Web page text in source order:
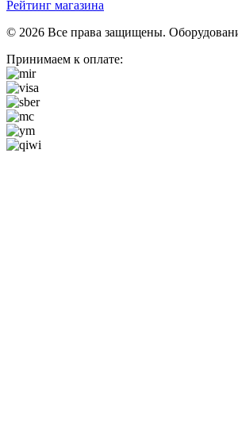
Рейтинг магазина
© 2026 Все права защищены.
Принимаем к оплате: